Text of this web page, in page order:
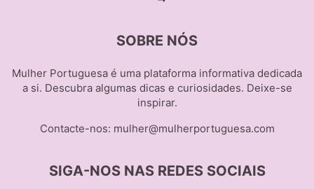
SOBRE NÓS
Mulher Portuguesa é uma plataforma informativa dedicada
a si. Descubra algumas dicas e curiosidades. Deixe-se
inspirar.
Contacte-nos: mulher@mulherportuguesa.com
SIGA-NOS NAS REDES SOCIAIS